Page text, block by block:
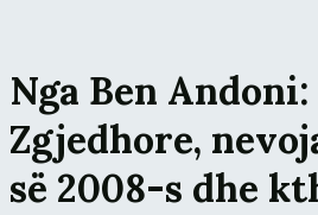
Nga Ben
Zgjedhore,
së 2008-s dhe